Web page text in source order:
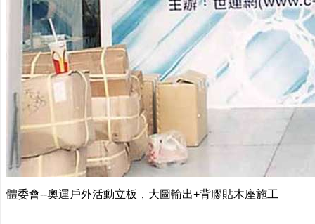
體委會--奧運戶外活動立板，大圖輸出+背膠貼木座施工